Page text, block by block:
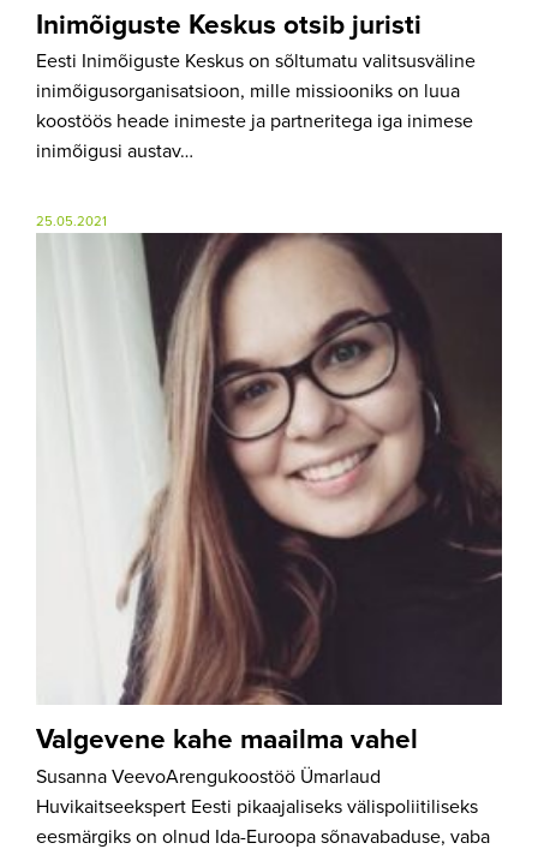
Inimõiguste Keskus otsib juristi
Eesti Inimõiguste Keskus on sõltumatu valitsusväline
inimõigusorganisatsioon, mille missiooniks on luua
koostöös heade inimeste ja partneritega iga inimese
inimõigusi austav…
25.05.2021
Valgevene kahe maailma vahel
Susanna VeevoArengukoostöö Ümarlaud
Huvikaitseekspert Eesti pikaajaliseks välispoliitiliseks
eesmärgiks on olnud Ida-Euroopa sõnavabaduse, vaba